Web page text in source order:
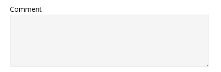
Comment